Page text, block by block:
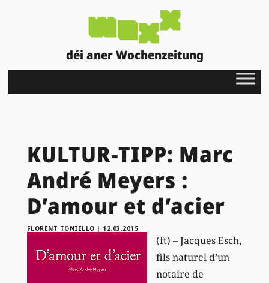
déi aner Wochenzeitung
KULTUR-TIPP: Marc
André Meyers :
D’amour et d’acier
FLORENT TONIELLO | 12.03.2015
(ft) – Jacques Esch,
fils naturel d’un
notaire de